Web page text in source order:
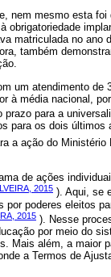
nem mesmo esta foi
obrigatoriedade
matriculada no ano
também
um atendimento de
à média nacional,
prazo para a
para os dois últimos
a ação do Ministério
de ações
2015 ). Aqui, se
por poderes eleitos
2015 ). Nesse
por meio do
Mais além, a maior
a Termos de